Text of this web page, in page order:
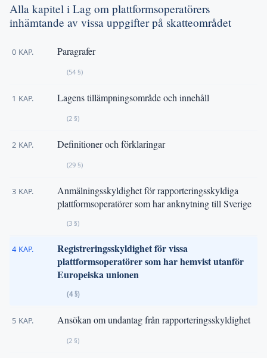
Alla kapitel i Lag om plattformsoperatörers
inhämtande av vissa uppgifter på skatteområdet
0 KAP. Paragrafer
(54 §)
1 KAP. Lagens tillämpningsområde och innehåll
(2 §)
2 KAP. Definitioner och förklaringar
(29 §)
3 KAP.
Anmälningsskyldighet för rapporteringsskyldiga
plattformsoperatörer som har anknytning till Sverige
(3 §)
4 KAP.
Registreringsskyldighet för vissa
plattformsoperatörer som har hemvist utanför
Europeiska unionen
(4 §)
5 KAP. Ansökan om undantag från rapporteringsskyldighet
(2 §)